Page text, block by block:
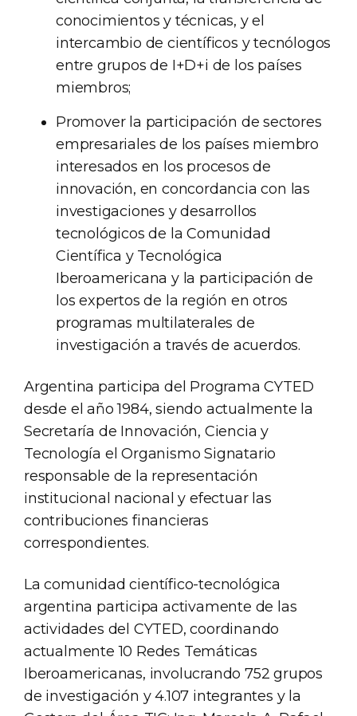
conocimientos y técnicas, y el
intercambio de científicos y tecnólogos
entre grupos de I+D+i de los países
miembros;
Promover la participación de sectores
empresariales de los países miembro
interesados en los procesos de
innovación, en concordancia con las
investigaciones y desarrollos
tecnológicos de la Comunidad
Científica y Tecnológica
Iberoamericana y la participación de
los expertos de la región en otros
programas multilaterales de
investigación a través de acuerdos.
Argentina participa del Programa CYTED
desde el año 1984, siendo actualmente la
Secretaría de Innovación, Ciencia y
Tecnología el Organismo Signatario
responsable de la representación
institucional nacional y efectuar las
contribuciones financieras
correspondientes.
La comunidad científico-tecnológica
argentina participa activamente de las
actividades del CYTED, coordinando
actualmente 10 Redes Temáticas
Iberoamericanas, involucrando 752 grupos
de investigación y 4.107 integrantes y la